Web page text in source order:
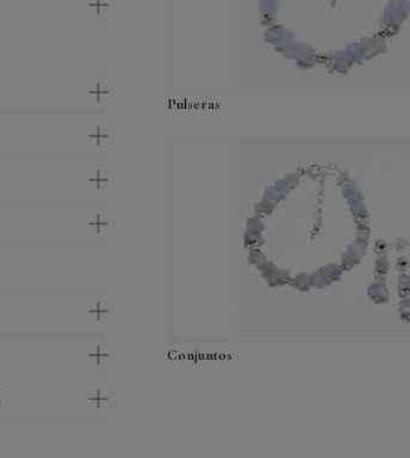
Pulseras
Conjuntos